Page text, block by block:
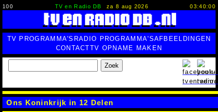
100 TV en Radio DB za 8 aug 2026 03:40:01
TV PROGRAMMA'S RADIO PROGRAMMA'SAFBEELDINGEN
CONTACTTV OPNAME MAKEN
Zoek
Ons Koninkrijk in 12 Delen